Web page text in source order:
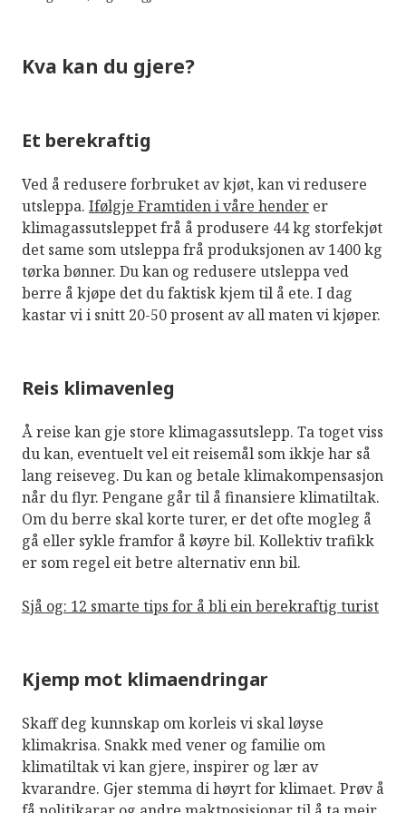
Kva kan du gjere?
Et berekraftig
Ved å redusere forbruket av kjøt, kan vi redusere
utsleppa. Ifølgje Framtiden i våre hender er
klimagassutsleppet frå å produsere 44 kg storfekjøt
det same som utsleppa frå produksjonen av 1400 kg
tørka bønner. Du kan og redusere utsleppa ved
berre å kjøpe det du faktisk kjem til å ete. I dag
kastar vi i snitt 20-50 prosent av all maten vi kjøper.
Reis klimavenleg
Å reise kan gje store klimagassutslepp. Ta toget viss
du kan, eventuelt vel eit reisemål som ikkje har så
lang reiseveg. Du kan og betale klimakompensasjon
når du flyr. Pengane går til å finansiere klimatiltak.
Om du berre skal korte turer, er det ofte mogleg å
gå eller sykle framfor å køyre bil. Kollektiv trafikk
er som regel eit betre alternativ enn bil.
Sjå og: 12 smarte tips for å bli ein berekraftig turist
Kjemp mot klimaendringar
Skaff deg kunnskap om korleis vi skal løyse
klimakrisa. Snakk med vener og familie om
klimatiltak vi kan gjere, inspirer og lær av
kvarandre. Gjer stemma di høyrt for klimaet. Prøv å